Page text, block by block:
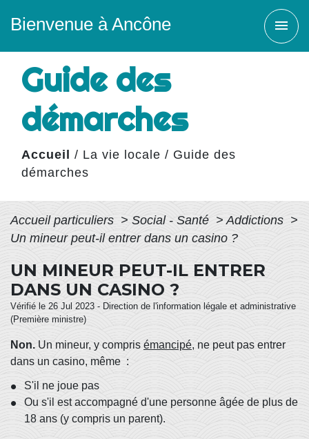
Bienvenue à Ancône menu
Guide des
démarches
Accueil / La vie locale / Guide des
démarches
Accueil particuliers > Social - Santé > Addictions >
Un mineur peut-il entrer dans un casino ?
UN MINEUR PEUT-IL ENTRER
DANS UN CASINO ?
Vérifié le 26 Jul 2023 - Direction de l'information légale et administrative
(Première ministre)
Non. Un mineur, y compris émancipé, ne peut pas entrer
dans un casino, même :
S'il ne joue pas
Ou s'il est accompagné d'une personne âgée de plus de
18 ans (y compris un parent).